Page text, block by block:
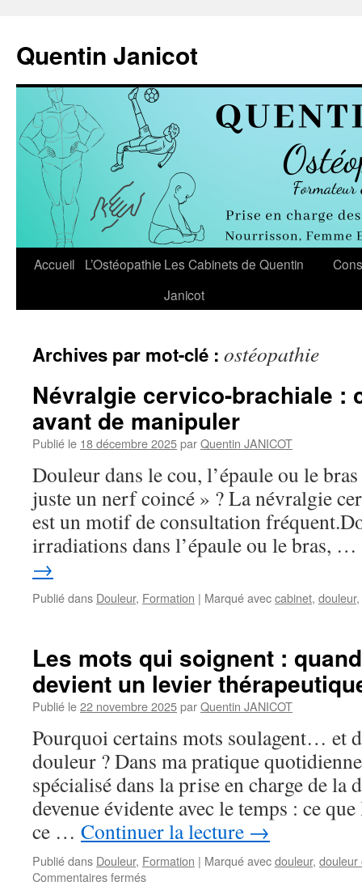
contenu
Quentin Janicot
Accueil L’Ostéopathie Les Cabinets de Quentin
Janicot
Archives par mot-clé : ostéopathie
Névralgie cervico-brachiale :
avant de manipuler
Publié le 18 décembre 2025parQuentin JANICOT
Douleur dans le cou, l’épaule ou le
juste un nerf coincé » ? La névralgie
est un motif de consultation
irradiations dans l’épaule ou le bras, …
→
Publié dans Douleur, Formation | Marqué aveccabinet, douleur,
Les mots qui soignent :
devient un levier
Publié le22 novembre 2025parQuentin JANICOT
Pourquoi certains mots soulagent… et
douleur ? Dans ma pratique
spécialisé dans la prise en charge de la
devenue évidente avec le temps : ce
ce … Continuer la lecture →
Publié dans Douleur, Formation | Marqué avecdouleur, douleur
Commentaires ferméssur